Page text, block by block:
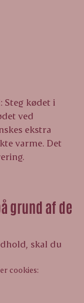
Steg kødet i
ved
ekstra
varme. Det
grund af de
skal du
cookies: